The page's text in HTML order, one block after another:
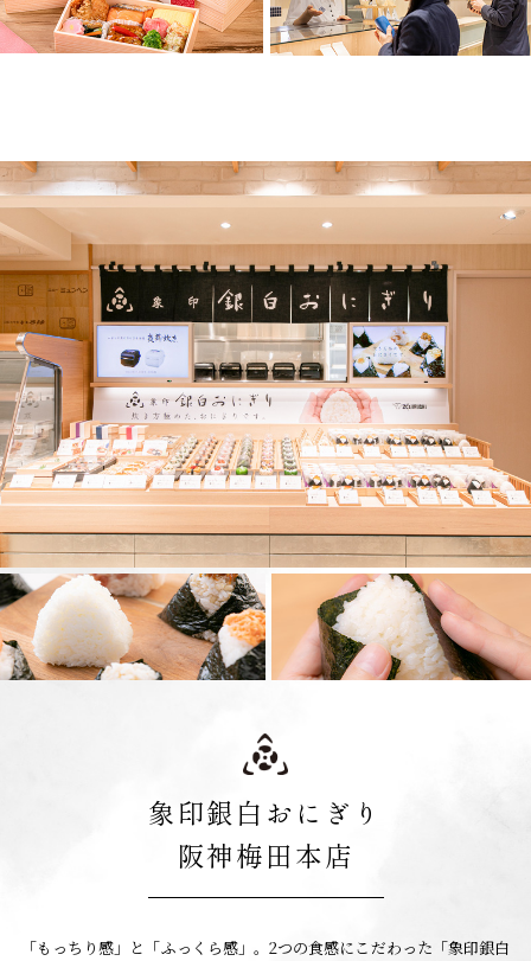
象印銀白おにぎり
阪神梅田本店
「もっちり感」と「ふっくら感」。2つの食感にこだわった「象印銀白